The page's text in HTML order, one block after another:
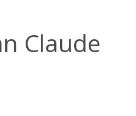
Claude